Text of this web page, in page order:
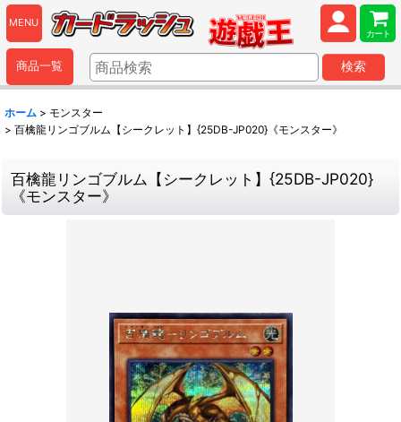
MENU
カート
商品一覧 検索
ホーム > モンスター
> 百檎龍リンゴブルム【シークレット】{25DB-JP020}《モンスター》
百檎龍リンゴブルム【シークレット】{25DB-JP020}
《モンスター》